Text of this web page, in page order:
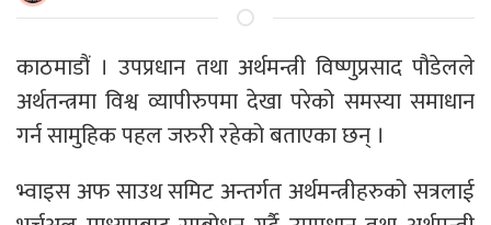
काठमाडौं । उपप्रधान तथा अर्थमन्त्री विष्णुप्रसाद पौडेलले
अर्थतन्त्रमा विश्व व्यापीरुपमा देखा परेको समस्या समाधान
गर्न सामुहिक पहल जरुरी रहेको बताएका छन् ।
भ्वाइस अफ साउथ समिट अन्तर्गत अर्थमन्त्रीहरुको सत्रलाई